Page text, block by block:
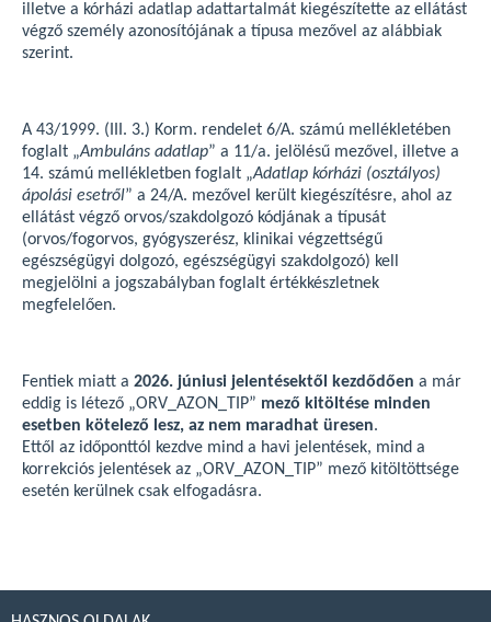
illetve a kórházi adatlap adattartalmát kiegészítette az ellátást
végző személy azonosítójának a típusa mezővel az alábbiak
szerint.
A 43/1999. (III. 3.) Korm. rendelet 6/A. számú mellékletében
foglalt „Ambuláns adatlap” a 11/a. jelölésű mezővel, illetve a
14. számú mellékletben foglalt „Adatlap kórházi (osztályos)
ápolási esetről” a 24/A. mezővel került kiegészítésre, ahol az
ellátást végző orvos/szakdolgozó kódjának a típusát
(orvos/fogorvos, gyógyszerész, klinikai végzettségű
egészségügyi dolgozó, egészségügyi szakdolgozó) kell
megjelölni a jogszabályban foglalt értékkészletnek
megfelelően.
Fentiek miatt a 2026. júniusi jelentésektől kezdődően a már
eddig is létező „ORV_AZON_TIP” mező kitöltése minden
esetben kötelező lesz, az nem maradhat üresen.
Ettől az időponttól kezdve mind a havi jelentések, mind a
korrekciós jelentések az „ORV_AZON_TIP” mező kitöltöttsége
esetén kerülnek csak elfogadásra.